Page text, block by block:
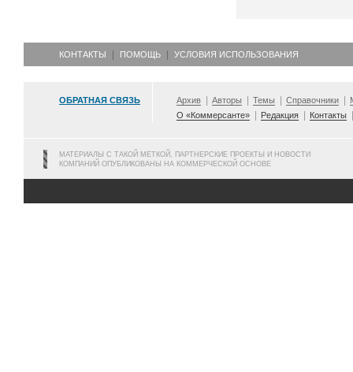
КОНТАКТЫ ПОМОЩЬ УСЛОВИЯ ИСПОЛЬЗОВАНИЯ
ОБРАТНАЯ СВЯЗЬ Архив Авторы Темы Справочники
О «Коммерсанте»
Редакция Контакты
МАТЕРИАЛЫ С ТАКОЙ МЕТКОЙ, ПАРТНЕРСКИЕ ПРОЕКТЫ И НОВОСТИ
КОМПАНИЙ ОПУБЛИКОВАНЫ НА КОММЕРЧЕСКОЙ ОСНОВЕ